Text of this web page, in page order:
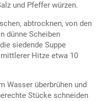
und Pfeffer würzen.
abtrocknen, von den
dünne Scheiben
siedende Suppe
Hitze etwa 10
Wasser überbrühen und
Stücke schneiden